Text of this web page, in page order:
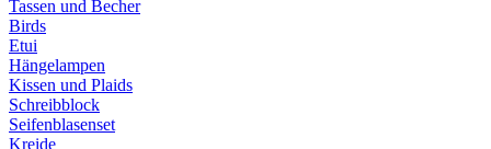
Tassen und Becher
Birds
Etui
Hängelampen
Kissen und Plaids
Schreibblock
Seifenblasenset
Kreide